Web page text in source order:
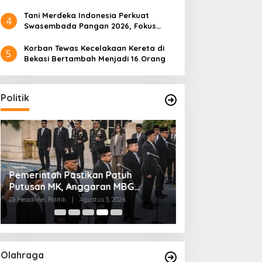
4
Tani Merdeka Indonesia Perkuat
Swasembada Pangan 2026, Fokus
5
Korban Tewas Kecelakaan Kereta di
Bekasi Bertambah Menjadi 16 Orang
Politik
Pemerintah Pastikan Patuh
Putusan MK, Anggaran MBG
Dipisah dari Dana Pendidikan
Di Headline, Politik Agustus 3, 2026
Olahraga